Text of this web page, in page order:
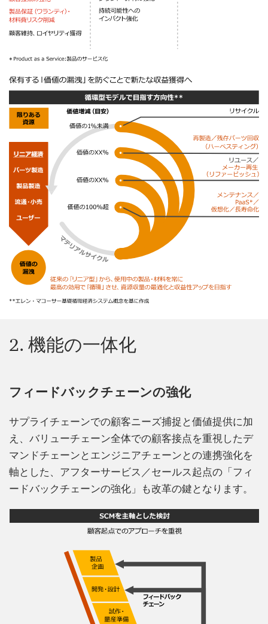
2. 機能の一体化
フィードバックチェーンの強化
サプライチェーンでの顧客ニーズ捕捉と価値提供に加
え、バリューチェーン全体での顧客接点を重視したデ
マンドチェーンとエンジニアチェーンとの連携強化を
軸とした、アフターサービス／セールス起点の「フィ
ードバックチェーンの強化」も改革の鍵となります。